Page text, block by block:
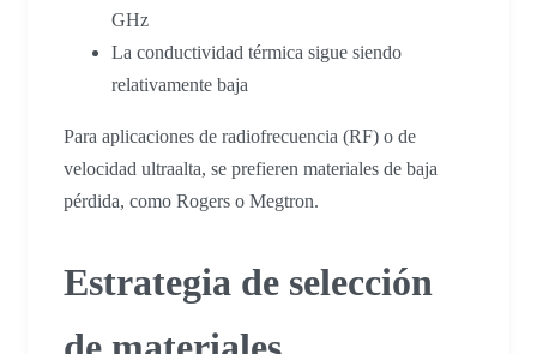
GHz
La conductividad térmica sigue siendo
relativamente baja
Para aplicaciones de radiofrecuencia (RF) o de
velocidad ultraalta, se prefieren materiales de baja
pérdida, como Rogers o Megtron.
Estrategia de selección